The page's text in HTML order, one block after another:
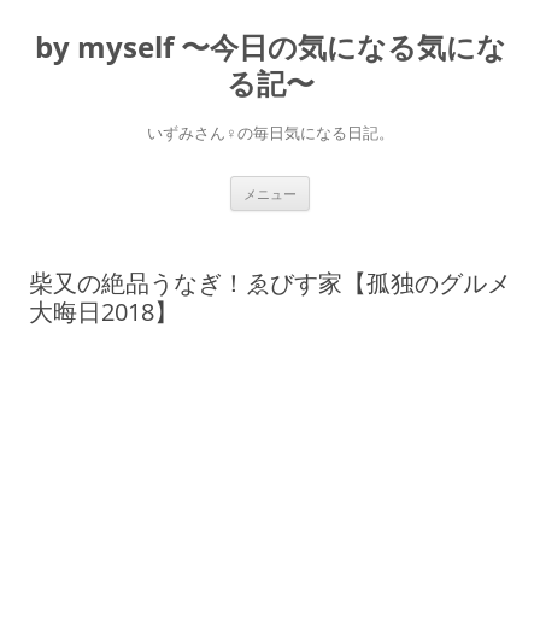
テ
ン
by myself 〜今日の気になる気にな
る記〜
いずみさん♀の毎日気になる日記。
メニュー
柴又の絶品うなぎ！ゑびす家【孤独のグルメ
大晦日2018】